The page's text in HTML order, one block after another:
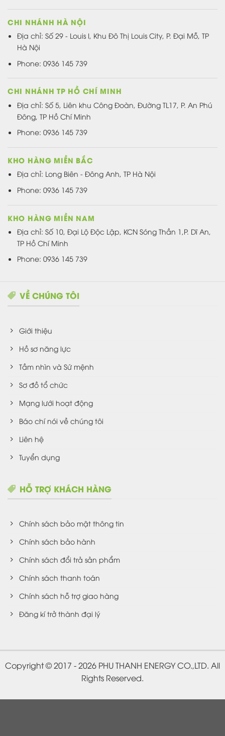
CHI NHÁNH HÀ NỘI
Địa chỉ: Số 29 - Louis I, Khu Đô Thị Louis City, P. Đại Mỗ, TP
Hà Nội
Phone: 0936 145 739
CHI NHÁNH TP HỒ CHÍ MINH
Địa chỉ: Số 5, Liên khu Công Đoàn, Đường TL17, P. An Phú
Đông, TP Hồ Chí Minh
Phone: 0936 145 739
KHO HÀNG MIỀN BẮC
Địa chỉ: Long Biên - Đông Anh, TP Hà Nội
Phone: 0936 145 739
KHO HÀNG MIỀN NAM
Địa chỉ: Số 10, Đại Lộ Độc Lập, KCN Sóng Thần 1,P. Dĩ An,
TP Hồ Chí Minh
Phone: 0936 145 739
VỀ CHÚNG TÔI
Giới thiệu
Hồ sơ năng lực
Tầm nhìn và Sứ mệnh
Sơ đồ tổ chức
Mạng lưới hoạt động
Báo chí nói về chúng tôi
Liên hệ
Tuyển dụng
HỖ TRỢ KHÁCH HÀNG
Chính sách bảo mật thông tin
Chính sách bảo hành
Chính sách đổi trả sản phẩm
Chính sách thanh toán
Chính sách hỗ trợ giao hàng
Đăng kí trở thành đại lý
Copyright © 2017 - 2026 PHU THANH ENERGY CO.,LTD. All
Rights Reserved.